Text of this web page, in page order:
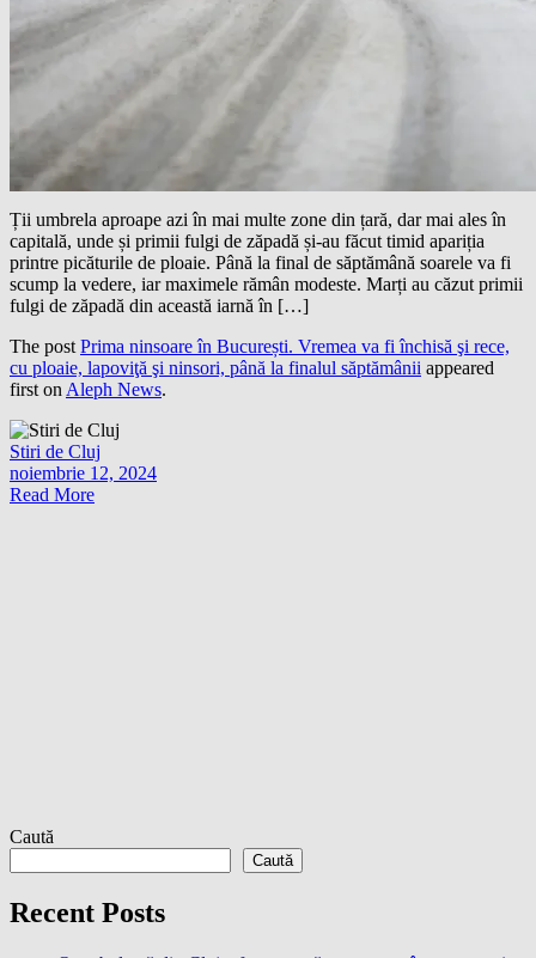
Ții umbrela aproape azi în mai multe zone din țară, dar mai ales în
capitală, unde și primii fulgi de zăpadă și-au făcut timid apariția
printre picăturile de ploaie. Până la final de săptămână soarele va fi
scump la vedere, iar maximele rămân modeste. Marți au căzut primii
fulgi de zăpadă din această iarnă în […]
The post Prima ninsoare în București. Vremea va fi închisă şi rece,
cu ploaie, lapoviţă şi ninsori, până la finalul săptămânii appeared
first on Aleph News.
Stiri de Cluj
noiembrie 12, 2024
Read More
Caută
Caută
Recent Posts